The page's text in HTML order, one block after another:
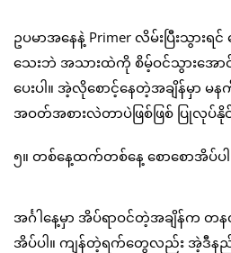
ဥပမာအနေနဲ့ Primer လိမ်းပြီးသွားရင်
သေးဘဲ အသားထဲကို စိမ့်ဝင်သွားအောင်
ပေးပါ။ အဲ့လိုစောင့်နေတဲ့အချိန်မှာ မနက်
အဝတ်အစားလဲတာပဲဖြစ်ဖြစ် ပြုလုပ်နို
၅။ တစ်နေ့ထက်တစ်နေ့ စောစောအိပ်ပါ
အင်္ဂါနေ့မှာ အိပ်ရာဝင်တဲ့အချိန်က တန
အိပ်ပါ။ ကျန်တဲ့ရက်တွေလည်း အဲ့ဒီန